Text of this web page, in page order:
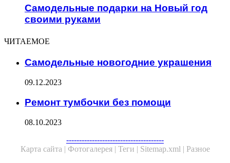
Самодельные подарки на Новый год
своими руками
ЧИТАЕМОЕ
Самодельные новогодние украшения
09.12.2023
Ремонт тумбочки без помощи
08.10.2023
--------------------------------------
Карта сайта | Фотогалерея | Теги | Sitemap.xml | Разное